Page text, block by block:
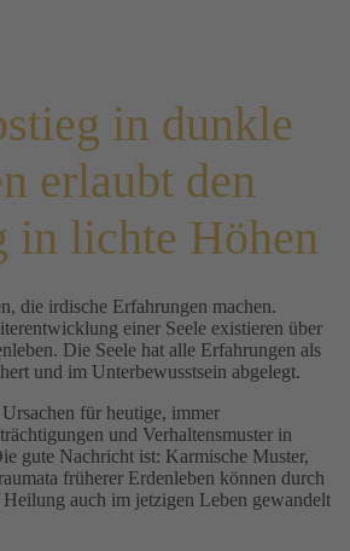
in dunkle
erlaubt den
in lichte Höhen
die irdische Erfahrungen machen.
einer Seele existieren über
Die Seele hat alle Erfahrungen als
und im Unterbewusstsein abgelegt.
für heutige, immer
und Verhaltensmuster in
gute Nachricht ist: Karmische Muster,
früherer Erdenleben können durch
auch im jetzigen Leben gewandelt